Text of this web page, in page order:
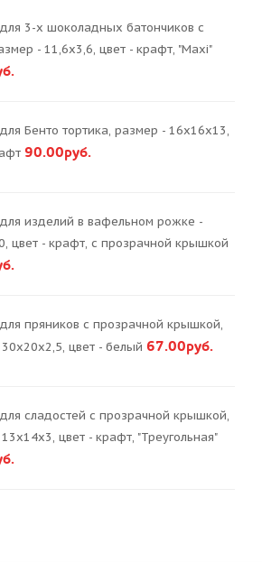
3-х шоколадных батончиков с
- 11,6х3,6, цвет - крафт, "Maxi"
Бенто тортика, размер - 16х16х13,
90.00руб.
изделий в вафельном рожке -
цвет - крафт, с прозрачной крышкой
пряников с прозрачной крышкой,
цвет - белый 67.00руб.
сладостей с прозрачной крышкой,
цвет - крафт, "Треугольная"